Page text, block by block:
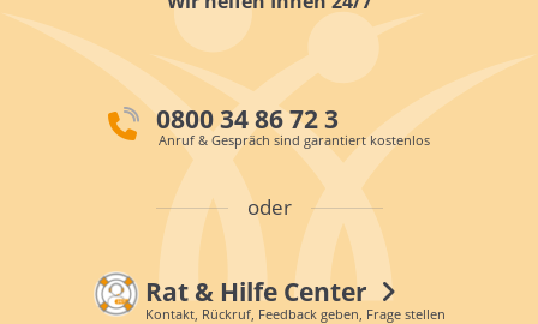
0800 34 86 72 3
Anruf & Gespräch sind garantiert kostenlos
oder
Rat & Hilfe Center
Kontakt, Rückruf, Feedback geben, Frage stellen